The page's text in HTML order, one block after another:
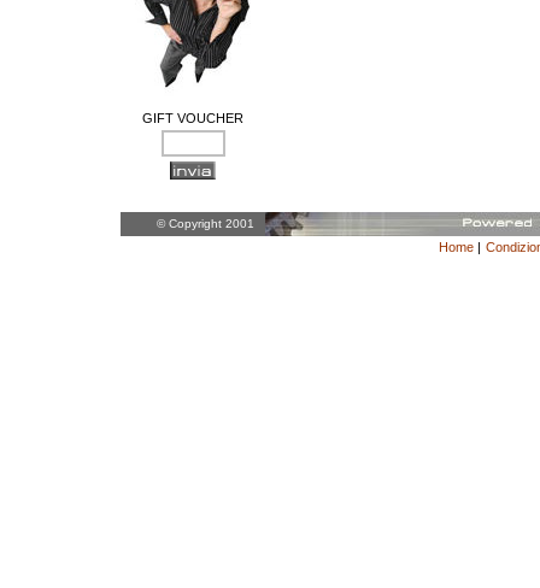
GIFT VOUCHER
© Copyright 2001
Home|